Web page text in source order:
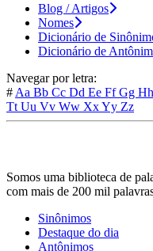
Blog / Artigos
Nomes
Dicionário de
Dicionário de
Navegar por letra:
# Aa Bb Cc Dd Ee FfGg Hh
Tt Uu Vv Ww XxYy Zz
Somos uma biblioteca de
com mais de 200 mil
Sinônimos
Destaque do dia
Antônimos